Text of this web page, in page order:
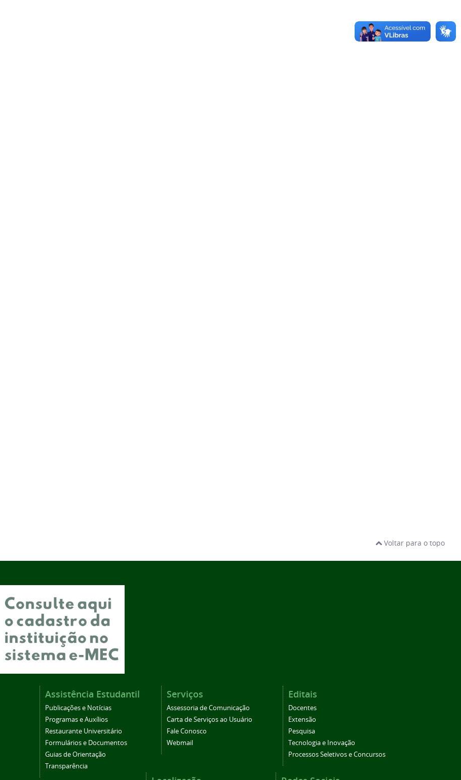
Voltar para o topo
Assistência Estudantil
Publicações e Notícias
Programas e Auxílios
Restaurante Universitário
Formulários e Documentos
Guias de Orientação
Transparência
Serviços
Assessoria de Comunicação
Carta de Serviços ao Usuário
Fale Conosco
Webmail
Editais
Docentes
Extensão
Pesquisa
Tecnologia e Inovação
Processos Seletivos e Concursos